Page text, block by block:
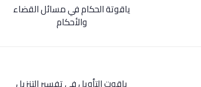
ياقوتة الحكام في مسائل القضاء
والأحكام